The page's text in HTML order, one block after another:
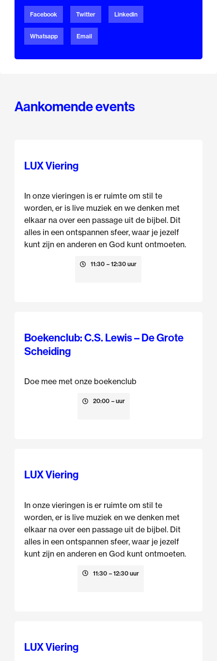
Facebook Twitter Linkedin
Whatsapp Email
Aankomende events
LUX Viering
In onze vieringen is er ruimte om stil te
worden, er is live muziek en we denken met
elkaar na over een passage uit de bijbel. Dit
alles in een ontspannen sfeer, waar je jezelf
kunt zijn en anderen en God kunt ontmoeten.
11:30 – 12:30 uur
Boekenclub: C.S. Lewis – De Grote
Scheiding
Doe mee met onze boekenclub
20:00 – uur
LUX Viering
In onze vieringen is er ruimte om stil te
worden, er is live muziek en we denken met
elkaar na over een passage uit de bijbel. Dit
alles in een ontspannen sfeer, waar je jezelf
kunt zijn en anderen en God kunt ontmoeten.
11:30 – 12:30 uur
LUX Viering